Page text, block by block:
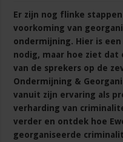
Er zijn nog flinke
voorkoming van
ondermijning. Hier is
nodig, maar hoe ziet dat
van de sprekers op de
Ondermijning &
vanuit zijn ervaring als
verharding van
verder en ontdek hoe
georganiseerde